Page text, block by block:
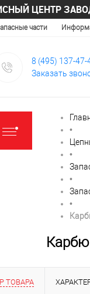
ЦЕНТР
части
8 (495) 137-47-
Заказать
•
•
•
•
ТОВАРА